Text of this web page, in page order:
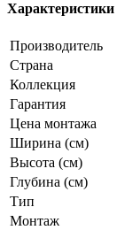
Характеристики
Производитель
Страна
Коллекция
Гарантия
Цена монтажа
Ширина (см)
Высота (см)
Глубина (см)
Тип
Монтаж